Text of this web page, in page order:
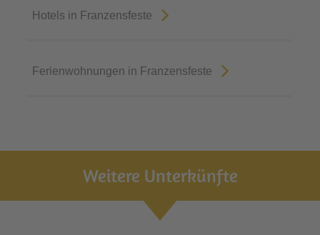
Hotels in Franzensfeste
Ferienwohnungen in Franzensfeste
Weitere Unterkünfte